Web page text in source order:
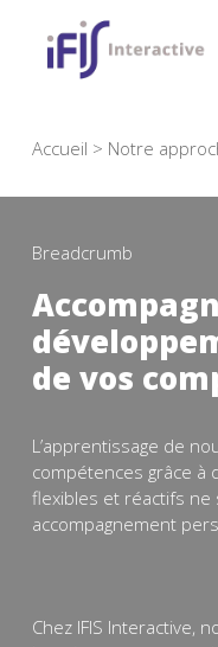
Accueil > Notre
Breadcrumb
de vos
L’apprentissage de
compétences grâce à
flexibles et réactifs ne
accompagnement
Chez IFIS Interactive,